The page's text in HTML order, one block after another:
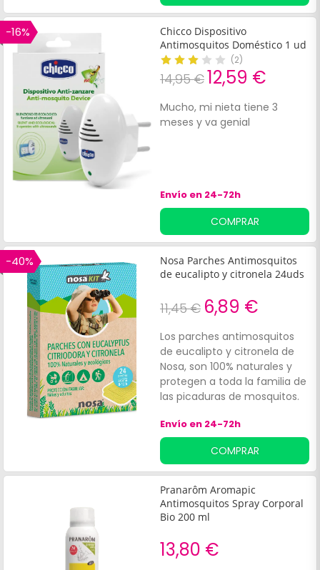
-16%
Chicco Dispositivo
Antimosquitos Doméstico 1 ud
(2)
14,95 €12,59 €
Mucho, mi nieta tiene 3
meses y va genial
Envío en 24-72h
COMPRAR
-40%
Nosa Parches Antimosquitos
de eucalipto y citronela 24uds
11,45 € 6,89 €
Los parches antimosquitos
de eucalipto y citronela de
Nosa, son 100% naturales y
protegen a toda la familia de
las picaduras de mosquitos.
citronela de Nosa permiten
una protección
antimosquitos totalmente
natural y ecológica entre 8 y
10 horas. No requieren
contacto alguno con la piel y
pueden utilizarse sobre
como ropa, mesas, sillas,
linternas, mochilas.
Envío en 24-72h
COMPRAR
Pranarôm Aromapic
Antimosquitos Spray Corporal
Bio 200 ml
13,80 €